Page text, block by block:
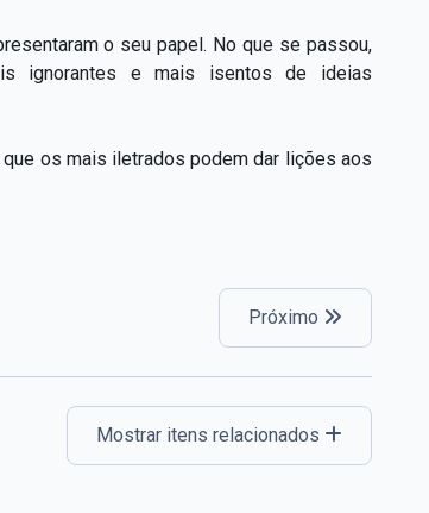
o seu papel. No que se passou,
ignorantes e mais isentos de ideias
os mais iletrados podem dar lições aos
Próximo
Mostrar itens relacionados